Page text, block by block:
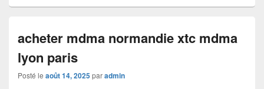
acheter mdma normandie xtc mdma
lyon paris
Posté le août 14, 2025paradmin